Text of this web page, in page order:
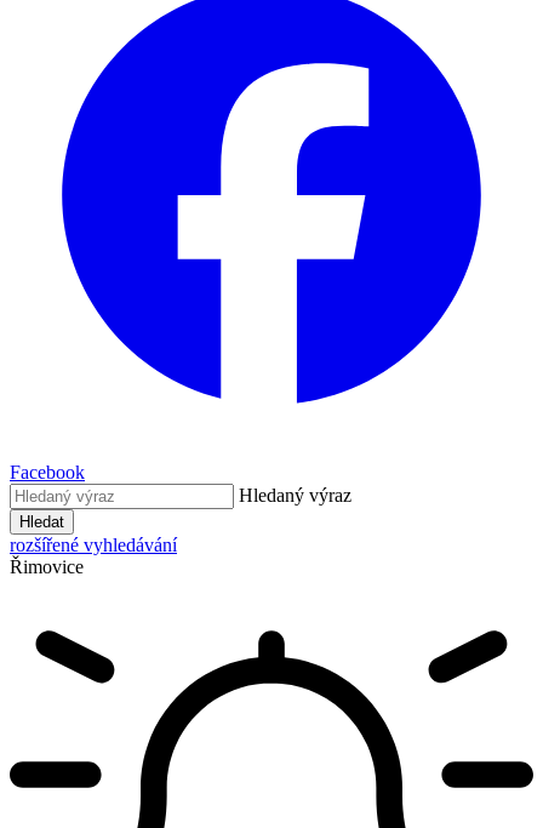
Facebook
Hledaný výraz
Hledat
rozšířené vyhledávání
Řimovice